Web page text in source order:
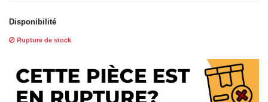
Disponibilité
Rupture de stock